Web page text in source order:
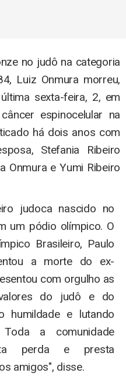
no judô na categoria
Luiz Onmura morreu,
sexta-feira, 2, em
espinocelular na
há dois anos com
Stefania Ribeiro
Onmura e Yumi Ribeiro
judoca nascido no
um pódio olímpico. O
Brasileiro, Paulo
a morte do ex-
com orgulho as
do judô e do
humildade e lutando
a comunidade
perda e presta
amigos", disse.